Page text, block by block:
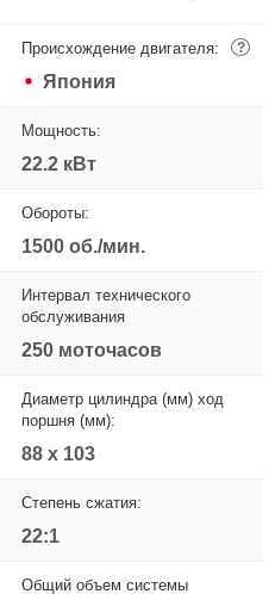
Происхождение двигателя: ?
Япония
Мощность:
22.2 кВт
Обороты:
1500 об./мин.
Интервал технического
обслуживания
250 моточасов
Диаметр цилиндра (мм) ход
поршня (мм):
88 x 103
Степень сжатия:
22:1
Общий объем системы